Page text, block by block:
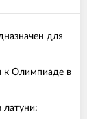
для
к Олимпиаде в